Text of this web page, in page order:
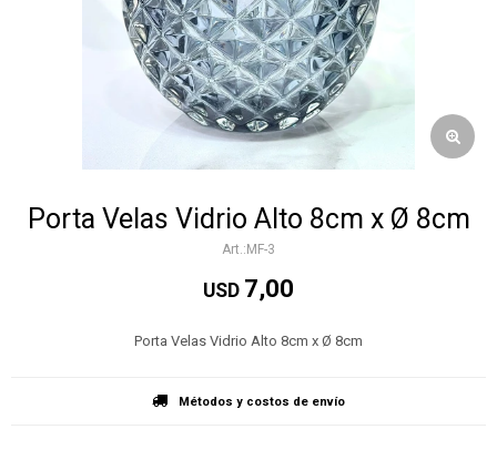
Porta Velas Vidrio Alto 8cm x Ø 8cm
MF-3
USD 7,00
Porta Velas Vidrio Alto 8cm x Ø 8cm
Métodos y costos de envío